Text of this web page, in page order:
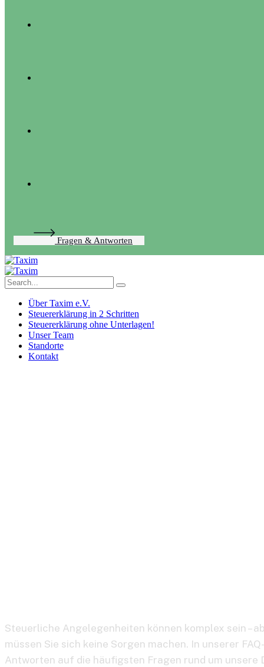
Fragen & Antworten
Über Taxim e.V.
Steuererklärung in 2 Schritten
Steuererklärung ohne Unterlagen!
Unser Team
Standorte
Kontakt
Steuerliche Angelegenheiten können komplex sein –
müssen Sie sich keine Sorgen machen. In unserer
Antworten auf die häufigsten Fragen rund um unsere